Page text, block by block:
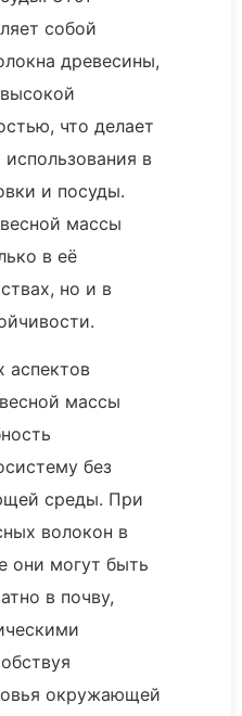
собой
древесины,
что делает
в
и посуды.
массы
в её
но и в
аспектов
массы
без
среды. При
волокон в
они могут быть
в почву,
окружающей